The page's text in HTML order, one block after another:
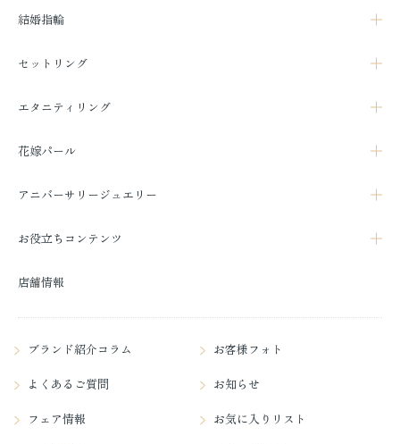
結婚指輪
セットリング
エタニティリング
花嫁パール
アニバーサリージュエリー
お役立ちコンテンツ
店舗情報
ブランド紹介コラム お客様フォト
よくあるご質問 お知らせ
フェア情報 お気に入りリスト